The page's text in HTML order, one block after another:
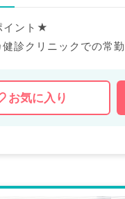
イント★
健診クリニックでの常
お気に入り